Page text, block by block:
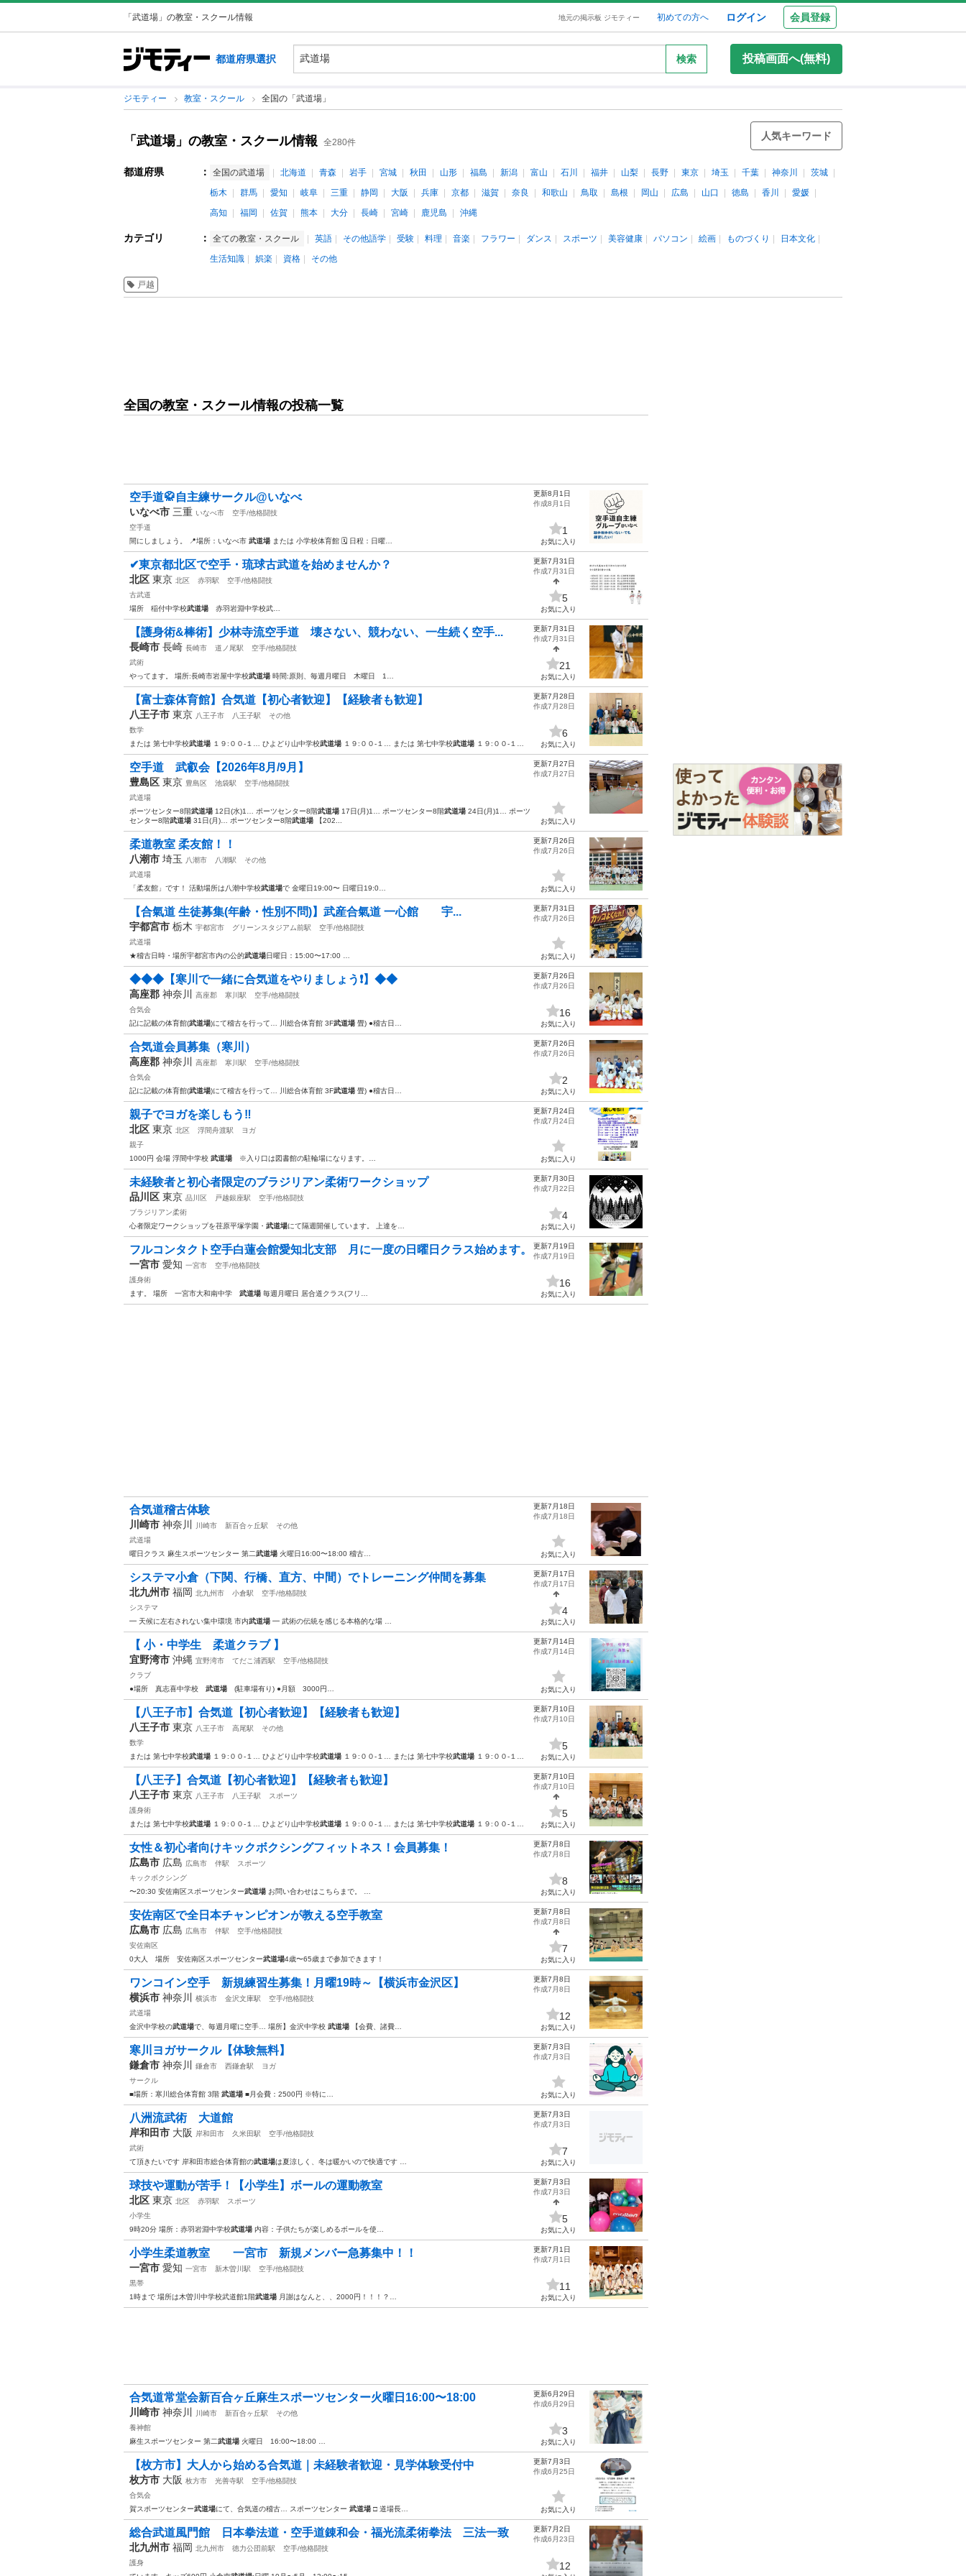
「武道場」の教室・スクール情報 地元の掲示板 ジモティー 初めての方へ ログイン 会員登録
都道府県選択 検索 投稿画面へ(無料)
ジモティー 教室・スクール 全国の「武道場」
「武道場」の教室・スクール情報 全280件
人気キーワード
都道府県 ： 全国の武道場 北海道 青森 岩手 宮城 秋田 山形 福島 新潟 富山 石川 福井 山梨 長野 東京 埼玉 千葉 神奈川
茨城
栃木
群馬 愛知 岐阜 三重 静岡 大阪 兵庫 京都 滋賀 奈良 和歌山 鳥取 島根 岡山 広島 山口 徳島 香川
愛媛
高知
福岡 佐賀 熊本 大分 長崎 宮崎 鹿児島 沖縄
カテゴリ ： 全ての教室・スクール 英語 その他語学 受験 料理 音楽 フラワー ダンス スポーツ 美容健康 パソコン 絵画 ものづくり
日本文化
生活知識
娯楽 資格 その他
戸越
全国の教室・スクール情報の投稿一覧
空手道🥋自主練サークル@いなべ
いなべ市 三重 いなべ市
空手/他格闘技
空手道
間にしましょう。 📍場所：いなべ市 武道場 または 小学校体育館 🗓 日程：日曜…
更新8月1日
作成8月1日
1
お気に入り
✔東京都北区で空手・琉球古武道を始めませんか？
北区 東京 北区 赤羽駅
空手/他格闘技
古武道
場所 稲付中学校武道場 赤羽岩淵中学校武…
更新7月31日
作成7月31日
5
お気に入り
【護身術&棒術】少林寺流空手道 壊さない、競わない、一生続く空手...
長崎市 長崎 長崎市 道ノ尾駅
空手/他格闘技
武術
やってます。 場所:長崎市岩屋中学校武道場 時間:原則、毎週月曜日 木曜日 1…
更新7月31日
作成7月31日
21
お気に入り
【富士森体育館】合気道【初心者歓迎】【経験者も歓迎】
八王子市 東京 八王子市 八王子駅
その他
数学
または 第七中学校武道場 １９:００-１… ひよどり山中学校武道場 １９:００-１… または 第七中学校武道場 １９:００-１…
更新7月28日
作成7月28日
6
お気に入り
空手道 武叡会【2026年8月/9月】
豊島区 東京 豊島区 池袋駅
空手/他格闘技
武道場
ポーツセンター8階武道場 12日(水)1… ポーツセンター8階武道場 17日(月)1… ポーツセンター8階武道場 24日(月)1… ポーツ
センター8階武道場 31日(月)… ポーツセンター8階武道場 【202...
更新7月27日
作成7月27日
お気に入り
柔道教室 柔友館！！
八潮市 埼玉 八潮市 八潮駅
その他
武道場
「柔友館」です！ 活動場所は八潮中学校武道場で 金曜日19:00〜 日曜日19:0…
更新7月26日
作成7月26日
お気に入り
​【合氣道 生徒募集(年齢・性別不問)】武産合氣道 一心館 宇...
宇都宮市 栃木 宇都宮市 グリーンスタジアム前駅
空手/他格闘技
武道場
★稽古日時・場所 ​宇都宮市内の公的武道場​日曜日：15:00〜17:00 …
更新7月31日
作成7月26日
お気に入り
◆◆◆【寒川で一緒に合気道をやりましょう❗】◆◆
高座郡 神奈川 高座郡 寒川駅
空手/他格闘技
合気会
記に記載の体育館(武道場)にて稽古を行って… 川総合体育館 3F武道場 畳) ●稽古日…
更新7月26日
作成7月26日
16
お気に入り
合気道会員募集（寒川）
高座郡 神奈川 高座郡 寒川駅
空手/他格闘技
合気会
記に記載の体育館(武道場)にて稽古を行って… 川総合体育館 3F武道場 畳) ●稽古日…
更新7月26日
作成7月26日
2
お気に入り
親子でヨガを楽しもう‼️
北区 東京 北区 浮間舟渡駅
ヨガ
親子
1000円 会場 浮間中学校 武道場 ※入り口は図書館の駐輪場になります。…
更新7月24日
作成7月24日
お気に入り
未経験者と初心者限定のブラジリアン柔術ワークショップ
品川区 東京 品川区 戸越銀座駅
空手/他格闘技
ブラジリアン柔術
心者限定ワークショップを荏原平塚学園・ 武道場にて隔週開催しています。 上達を…
更新7月30日
作成7月22日
4
お気に入り
フルコンタクト空手白蓮会館愛知北支部 月に一度の日曜日クラス始めます。
一宮市 愛知 一宮市
空手/他格闘技
護身術
ます。 場所 一宮市大和南中学 武道場 毎週月曜日 居合道クラス(フリ…
更新7月19日
作成7月19日
16
お気に入り
合気道稽古体験
川崎市 神奈川 川崎市 新百合ヶ丘駅
その他
武道場
曜日クラス 麻生スポーツセンター 第二武道場 火曜日16:00〜18:00 稽古…
更新7月18日
作成7月18日
お気に入り
システマ小倉（下関、行橋、直方、中間）でトレーニング仲間を募集
北九州市 福岡 北九州市 小倉駅
空手/他格闘技
システマ
━ 天候に左右されない集中環境 市内武道場 ━ 武術の伝統を感じる本格的な場 …
更新7月17日
作成7月17日
4
お気に入り
【 小・中学生 柔道クラブ 】
宜野湾市 沖縄 宜野湾市 てだこ浦西駅
空手/他格闘技
クラブ
●場所 真志喜中学校 武道場 (駐車場有り) ●月額 3000円…
更新7月14日
作成7月14日
お気に入り
【八王子市】合気道【初心者歓迎】【経験者も歓迎】
八王子市 東京 八王子市 高尾駅
その他
数学
または 第七中学校武道場 １９:００-１… ひよどり山中学校武道場 １９:００-１… または 第七中学校武道場 １９:００-１…
更新7月10日
作成7月10日
5
お気に入り
【八王子】合気道【初心者歓迎】【経験者も歓迎】
八王子市 東京 八王子市 八王子駅
スポーツ
護身術
または 第七中学校武道場 １９:００-１… ひよどり山中学校武道場 １９:００-１… または 第七中学校武道場 １９:００-１…
更新7月10日
作成7月10日
5
お気に入り
女性＆初心者向けキックボクシングフィットネス！会員募集！
広島市 広島 広島市 伴駅
スポーツ
キックボクシング
〜20:30 安佐南区スポーツセンター武道場 お問い合わせはこちらまで。 …
更新7月8日
作成7月8日
8
お気に入り
安佐南区で全日本チャンピオンが教える空手教室
広島市 広島 広島市 伴駅
空手/他格闘技
安佐南区
0大人 場所 安佐南区スポーツセンター武道場4歳〜65歳まで参加できます！
更新7月8日
作成7月8日
7
お気に入り
ワンコイン空手 新規練習生募集！月曜19時～【横浜市金沢区】
横浜市 神奈川 横浜市 金沢文庫駅
空手/他格闘技
武道場
金沢中学校の武道場で、毎週月曜に空手… 場所】金沢中学校 武道場 【会費、諸費…
更新7月8日
作成7月8日
12
お気に入り
寒川ヨガサークル【体験無料】
鎌倉市 神奈川 鎌倉市 西鎌倉駅
ヨガ
サークル
■場所：寒川総合体育館 3階 武道場 ■月会費：2500円 ※特に…
更新7月3日
作成7月3日
お気に入り
八洲流武術 大道館
岸和田市 大阪 岸和田市 久米田駅
空手/他格闘技
武術
て頂きたいです 岸和田市総合体育館の武道場は夏涼しく、冬は暖かいので快適です …
更新7月3日
作成7月3日
7
お気に入り
球技や運動が苦手！【小学生】ボールの運動教室
北区 東京 北区 赤羽駅
スポーツ
小学生
9時20分 場所：赤羽岩淵中学校武道場 内容：子供たちが楽しめるボールを使…
更新7月3日
作成7月3日
5
お気に入り
小学生柔道教室 一宮市 新規メンバー急募集中！！
一宮市 愛知 一宮市 新木曽川駅
空手/他格闘技
黒帯
1時まで 場所は木曽川中学校武道館1階武道場 月謝はなんと、、2000円！！！？…
更新7月1日
作成7月1日
11
お気に入り
合気道常堂会新百合ヶ丘麻生スポーツセンター火曜日16:00〜18:00
川崎市 神奈川 川崎市 新百合ヶ丘駅
その他
養神館
麻生スポーツセンター 第二武道場 火曜日 16:00〜18:00 …
更新6月29日
作成6月29日
3
お気に入り
【枚方市】大人から始める合気道｜未経験者歓迎・見学体験受付中
枚方市 大阪 枚方市 光善寺駅
空手/他格闘技
合気会
賀スポーツセンター武道場にて、合気道の稽古… スポーツセンター 武道場 □ 道場長…
更新7月3日
作成6月25日
お気に入り
総合武道風門館 日本拳法道・空手道錬和会・福光流柔術拳法 三法一致
北九州市 福岡 北九州市 徳力公団前駅
空手/他格闘技
護身
更新7月2日
作成6月23日
12